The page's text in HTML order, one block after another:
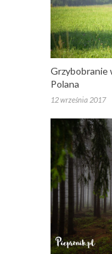
Grzybobranie
Polana
12 września 2017